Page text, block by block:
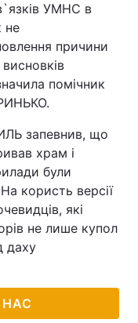
УМНС в
не
причини
помічник
запевнив, що
храм і
були
користь версії
які
не лише купол
даху